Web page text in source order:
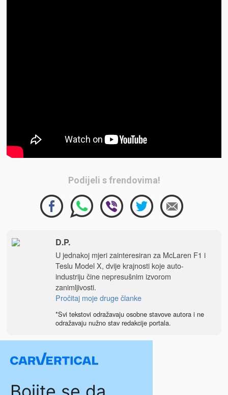
Podijeli s frendovima!
D.P.
U jednakoj mjeri zainteresiran za McLaren F1 i
Teslu Model X, dvije krajnosti koje auto-
industriju čine nepresušnim izvorom
zanimljivosti.
Pročitaj moje druge članke
*Svi tekstovi odražavaju osobne stavove autora i ne
odražavaju nužno stav redakcije portala.